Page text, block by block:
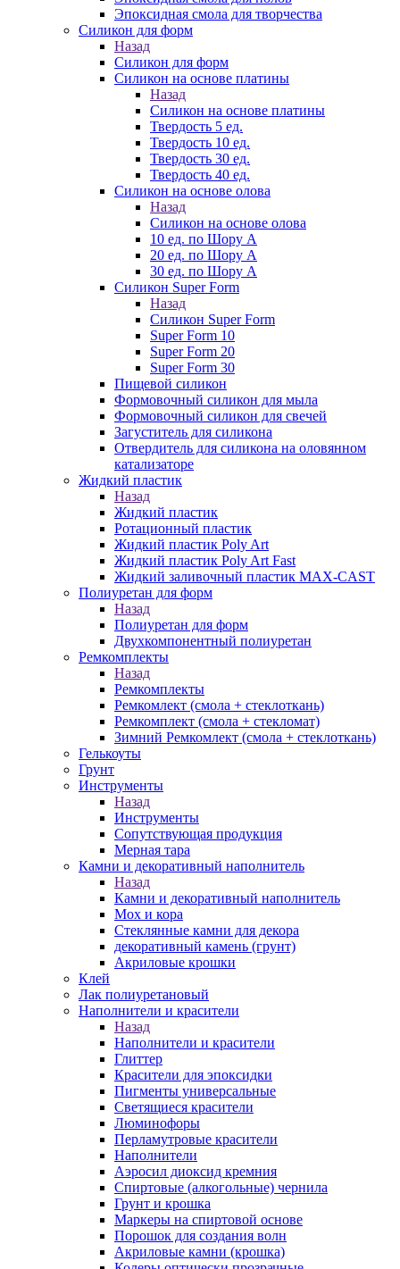
Эпоксидная смола для творчества
Силикон для форм
Назад
Силикон для форм
Силикон на основе платины
Назад
Силикон на основе платины
Твердость 5 ед.
Твердость 10 ед.
Твердость 30 ед.
Твердость 40 ед.
Силикон на основе олова
Назад
Силикон на основе олова
10 ед. по Шору А
20 ед. по Шору А
30 ед. по Шору А
Силикон Super Form
Назад
Силикон Super Form
Super Form 10
Super Form 20
Super Form 30
Пищевой силикон
Формовочный силикон для мыла
Формовочный силикон для свечей
Загуститель для силикона
Отвердитель для силикона на оловянном
катализаторе
Жидкий пластик
Назад
Жидкий пластик
Ротационный пластик
Жидкий пластик Poly Art
Жидкий пластик Poly Art Fast
Жидкий заливочный пластик MAX-CAST
Полиуретан для форм
Назад
Полиуретан для форм
Двухкомпонентный полиуретан
Ремкомплекты
Назад
Ремкомплекты
Ремкомлект (смола + стеклоткань)
Ремкомплект (смола + стекломат)
Зимний Ремкомлект (смола + стеклоткань)
Гелькоуты
Грунт
Инструменты
Назад
Инструменты
Сопутствующая продукция
Мерная тара
Камни и декоративный наполнитель
Назад
Камни и декоративный наполнитель
Мох и кора
Стеклянные камни для декора
декоративный камень (грунт)
Акриловые крошки
Клей
Лак полиуретановый
Наполнители и красители
Назад
Наполнители и красители
Глиттер
Красители для эпоксидки
Пигменты универсальные
Светящиеся красители
Люминофоры
Перламутровые красители
Наполнители
Аэросил диоксид кремния
Спиртовые (алкогольные) чернила
Грунт и крошка
Маркеры на спиртовой основе
Порошок для создания волн
Акриловые камни (крошка)